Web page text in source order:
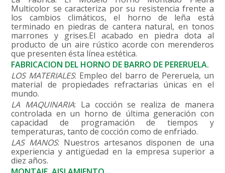
Multicolor se caracteriza por su resistencia frente a
los cambios climáticos, el horno de leña está
terminado en piedras de cantera natural, en tonos
marrones y grises.El acabado en piedra dota al
producto de un aire rústico acorde con merenderos
que presenten ésta línea estética.
FABRICACION DEL HORNO DE BARRO DE PERERUELA.
LOS MATERIALES: Empleo del barro de Pereruela, un
material de propiedades refractarias únicas en el
mundo.
LA MAQUINARIA: La cocción se realiza de manera
controlada en un horno de última generación con
capacidad de programación de tiempos y
temperaturas, tanto de cocción como de enfriado.
LAS MANOS: Nuestros artesanos disponen de una
experiencia y antigüedad en la empresa superior a
diez años.